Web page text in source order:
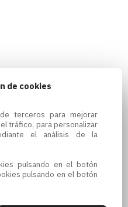
de cookies
terceros para mejorar
tráfico, para personalizar
el análisis de la
pulsando en el botón
pulsando en el botón